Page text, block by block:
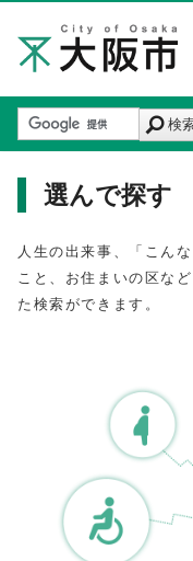
検
選んで探す
人生の出来事、「こん
こと、お住まいの区な
た検索ができます。